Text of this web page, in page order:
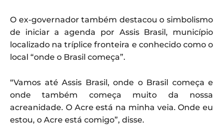
O ex-governador também destacou o simbolismo
de iniciar a agenda por Assis Brasil, município
localizado na tríplice fronteira e conhecido como o
local “onde o Brasil começa”.
“Vamos até Assis Brasil, onde o Brasil começa e
onde também começa muito da nossa
acreanidade. O Acre está na minha veia. Onde eu
estou, o Acre está comigo”, disse.